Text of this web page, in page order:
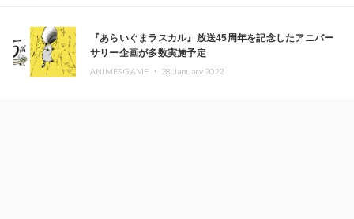
『あらいぐまラスカル』放送45周年を記念したアニバー
サリー企画が多数実施予定
ANIME&GAME ・ 28.January.2022